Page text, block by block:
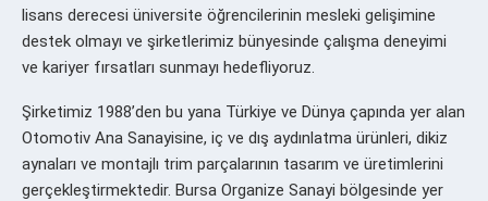
lisans derecesi üniversite öğrencilerinin mesleki gelişimine
destek olmayı ve şirketlerimiz bünyesinde çalışma deneyimi
ve kariyer fırsatları sunmayı hedefliyoruz.
Şirketimiz 1988’den bu yana Türkiye ve Dünya çapında yer alan
Otomotiv Ana Sanayisine, iç ve dış aydınlatma ürünleri, dikiz
aynaları ve montajlı trim parçalarının tasarım ve üretimlerini
gerçekleştirmektedir. Bursa Organize Sanayi bölgesinde yer